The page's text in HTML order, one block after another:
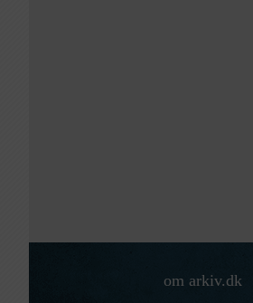
om arkiv.dk